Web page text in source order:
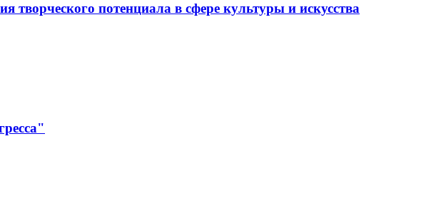
творческого потенциала в сфере культуры и искусства